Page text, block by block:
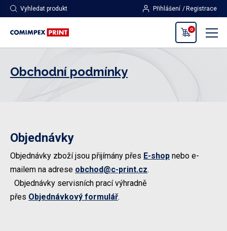
Vyhledat produkt Přihlášení Registrace
0
Obchodní podmínky
Objednávky
Objednávky zboží jsou přijímány přes E-shop nebo e-
mailem na adrese obchod@c-print.cz.
Objednávky servisních prací výhradně
přes Objednávkový formulář.